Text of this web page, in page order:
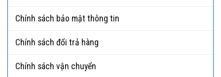
Chính sách bảo mật thông tin
Chính sách đổi trả hàng
Chính sách vận chuyển